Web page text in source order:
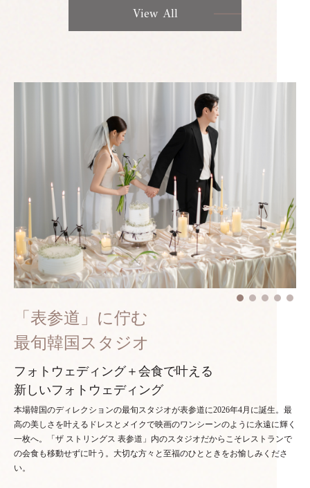
View All
「表参道」に佇む
最旬韓国スタジオ
フォトウェディング＋会食で叶える
新しいフォトウェディング
本場韓国のディレクションの最旬スタジオが表参道に2026年4月に誕生。最
高の美しさを叶えるドレスとメイクで映画のワンシーンのように永遠に輝く
一枚へ。「ザ ストリングス 表参道」内のスタジオだからこそレストランで
の会食も移動せずに叶う。大切な方々と至福のひとときをお愉しみくださ
い。